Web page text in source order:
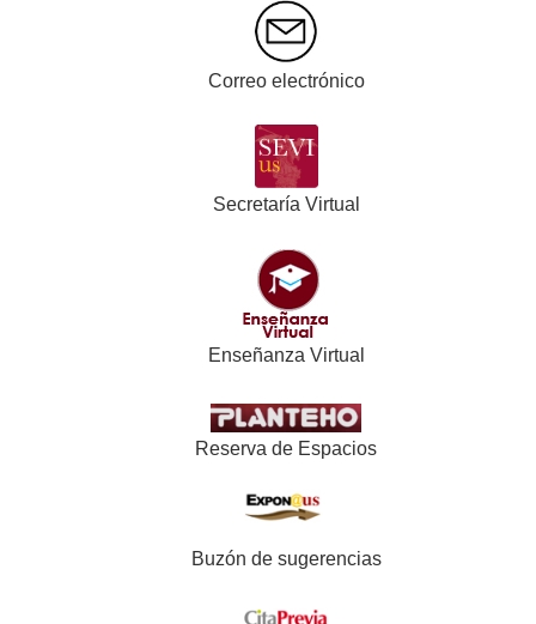
Correo electrónico
Secretaría Virtual
Enseñanza Virtual
Reserva de Espacios
Buzón de sugerencias